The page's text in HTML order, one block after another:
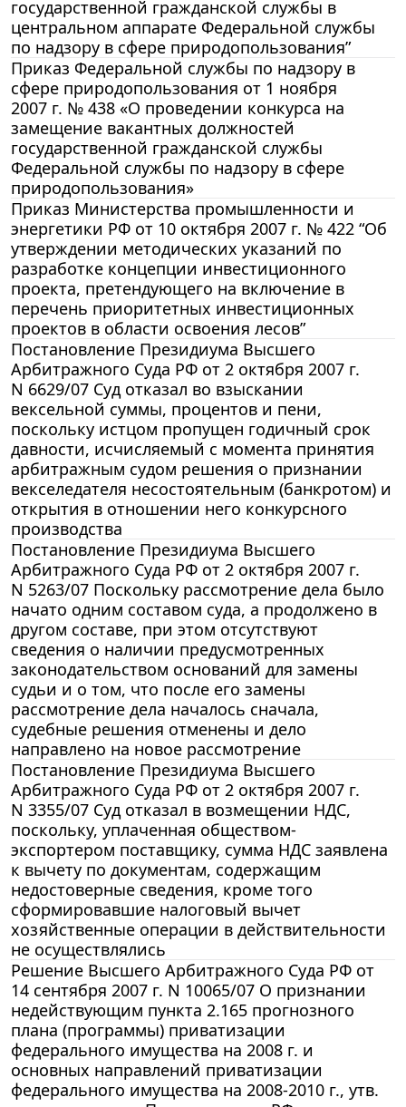
государственной гражданской службы в
центральном аппарате Федеральной службы
по надзору в сфере природопользования”
Приказ Федеральной службы по надзору в
сфере природопользования от 1 ноября
2007 г. № 438 «О проведении конкурса на
замещение вакантных должностей
государственной гражданской службы
Федеральной службы по надзору в сфере
природопользования»
Приказ Министерства промышленности и
энергетики РФ от 10 октября 2007 г. № 422 “Об
утверждении методических указаний по
разработке концепции инвестиционного
проекта, претендующего на включение в
перечень приоритетных инвестиционных
проектов в области освоения лесов”
Постановление Президиума Высшего
Арбитражного Суда РФ от 2 октября 2007 г.
N 6629/07 Суд отказал во взыскании
вексельной суммы, процентов и пени,
поскольку истцом пропущен годичный срок
давности, исчисляемый с момента принятия
арбитражным судом решения о признании
векселедателя несостоятельным (банкротом) и
открытия в отношении него конкурсного
производства
Постановление Президиума Высшего
Арбитражного Суда РФ от 2 октября 2007 г.
N 5263/07 Поскольку рассмотрение дела было
начато одним составом суда, а продолжено в
другом составе, при этом отсутствуют
сведения о наличии предусмотренных
законодательством оснований для замены
судьи и о том, что после его замены
рассмотрение дела началось сначала,
судебные решения отменены и дело
направлено на новое рассмотрение
Постановление Президиума Высшего
Арбитражного Суда РФ от 2 октября 2007 г.
N 3355/07 Суд отказал в возмещении НДС,
поскольку, уплаченная обществом-
экспортером поставщику, сумма НДС заявлена
к вычету по документам, содержащим
недостоверные сведения, кроме того
сформировавшие налоговый вычет
хозяйственные операции в действительности
не осуществлялись
Решение Высшего Арбитражного Суда РФ от
14 сентября 2007 г. N 10065/07 О признании
недействующим пункта 2.165 прогнозного
плана (программы) приватизации
федерального имущества на 2008 г. и
основных направлений приватизации
федерального имущества на 2008-2010 г., утв.